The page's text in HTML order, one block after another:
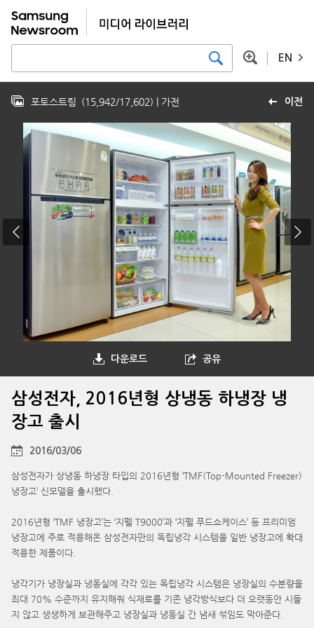
EN
이전
포토스트림 (15,942/17,602) | 가전
다운로드 공유
삼성전자, 2016년형 상냉동 하냉장 냉
장고 출시
2016/03/06
삼성전자가 상냉동 하냉장 타입의 2016년형 ‘TMF(Top-Mounted Freezer)
냉장고’ 신모델을 출시했다.
2016년형 ‘TMF 냉장고’는 ‘지펠 T9000’과 ‘지펠 푸드쇼케이스’ 등 프리미엄
냉장고에 주로 적용해온 삼성전자만의 독립냉각 시스템을 일반 냉장고에 확대
적용한 제품이다.
냉각기가 냉장실과 냉동실에 각각 있는 독립냉각 시스템은 냉장실의 수분량을
최대 70% 수준까지 유지해줘 식재료를 기존 냉각방식보다 더 오랫동안 시들
지 않고 생생하게 보관해주고 냉장실과 냉동실 간 냄새 섞임도 막아준다.